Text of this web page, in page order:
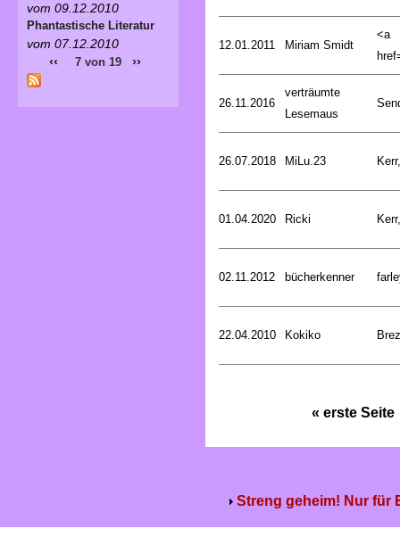
12.01.2011 Miriam Smidt
<a
26.11.2016
verträumte
Lesemaus
26.07.2018 MiLu.23
01.04.2020 Ricki
02.11.2012 bücherkenner
22.04.2010 Kokiko
« erste Seite
Streng geheim! Nur für
vom 09.12.2010
Phantastische Literatur
vom 07.12.2010
‹‹ 7 von 19 ››